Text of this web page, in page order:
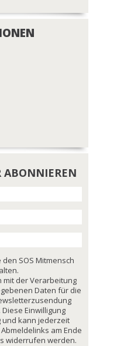
ABONNIEREN
den SOS Mitmensch
mit der Verarbeitung
Daten für die
Einwilligung
kann jederzeit
am Ende
widerrufen werden.